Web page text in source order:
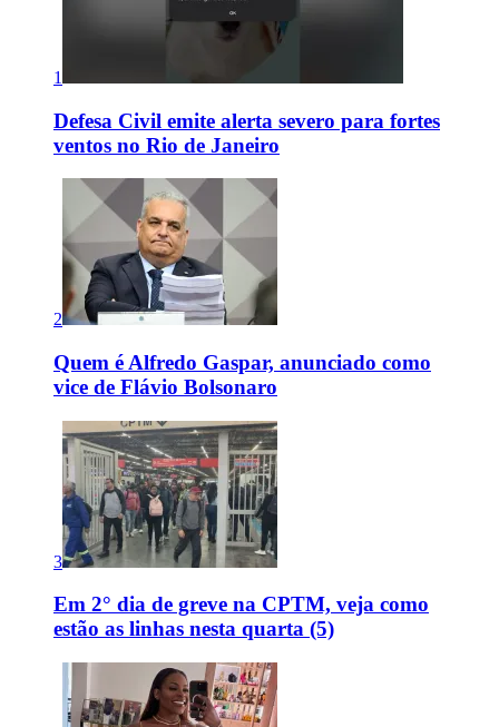
1
Defesa Civil emite alerta severo para fortes
ventos no Rio de Janeiro
2
Quem é Alfredo Gaspar, anunciado como
vice de Flávio Bolsonaro
3
Em 2° dia de greve na CPTM, veja como
estão as linhas nesta quarta (5)